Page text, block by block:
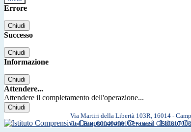
Errore
Chiudi
Successo
Chiudi
Informazione
Chiudi
Attendere...
Attendere il completamento dell'operazione...
Chiudi
Istituto
Via Martiri della Libertà 103R, 16014 -
Cod.Fisc. 80049490107 • email